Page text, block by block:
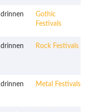
drinnen
Gothic
Festivals
drinnen Rock Festivals
drinnen Metal Festivals